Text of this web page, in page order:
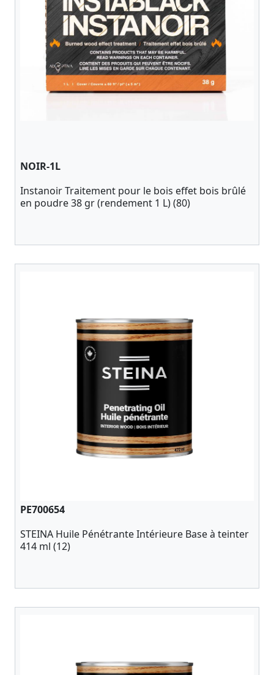
NOIR-1L
Instanoir Traitement pour le bois effet bois brûlé
en poudre 38 gr (rendement 1 L) (80)
PE700654
STEINA Huile Pénétrante Intérieure Base à teinter
414 ml (12)